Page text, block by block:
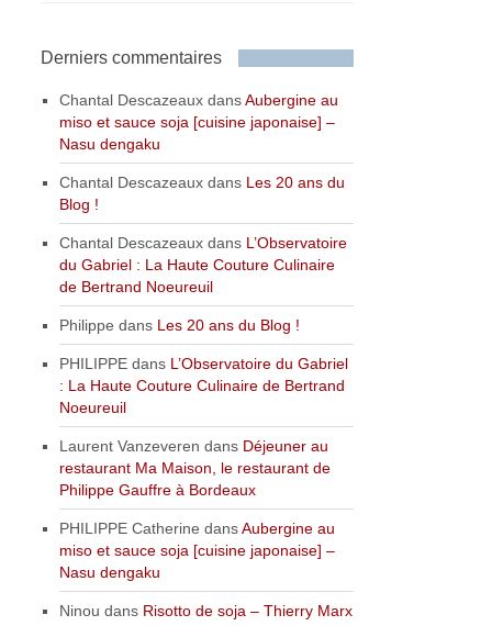
Derniers commentaires
Chantal Descazeaux dansAubergine au
miso et sauce soja [cuisine japonaise] –
Nasu dengaku
Chantal Descazeaux dans Les 20 ans du
Blog !
Chantal Descazeaux dans L’Observatoire
du Gabriel : La Haute Couture Culinaire
de Bertrand Noeureuil
Philippe dans Les 20 ans du Blog !
PHILIPPE dans L’Observatoire du Gabriel
: La Haute Couture Culinaire de Bertrand
Noeureuil
Laurent Vanzeveren dans Déjeuner au
restaurant Ma Maison, le restaurant de
Philippe Gauffre à Bordeaux
PHILIPPE Catherine dansAubergine au
miso et sauce soja [cuisine japonaise] –
Nasu dengaku
Ninou dans Risotto de soja – Thierry Marx